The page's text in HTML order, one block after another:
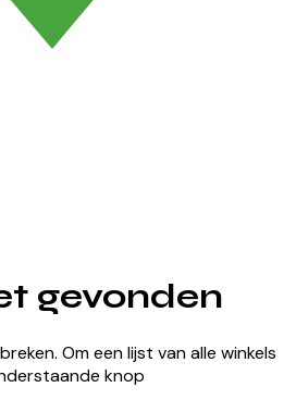
gevonden
Om een lijst van alle winkels
knop